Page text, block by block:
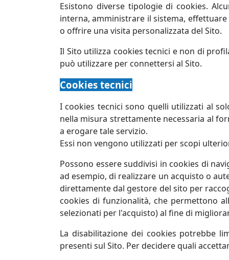
Esistono diverse tipologie di cookies.
interna, amministrare il sistema,
o offrire una visita personalizzata del Sito.
Il Sito utilizza cookies tecnici e non di
può utilizzare per connettersi al Sito.
Cookies tecnici
I cookies tecnici sono quelli utilizzati al
nella misura strettamente necessaria al
a erogare tale servizio.
Essi non vengono utilizzati per scopi
Possono essere suddivisi in cookies di
ad esempio, di realizzare un acquisto o
direttamente dal gestore del sito per
cookies di funzionalità, che permettono
selezionati per l'acquisto) al fine di
La disabilitazione dei cookies potrebbe
presenti sul Sito. Per decidere quali